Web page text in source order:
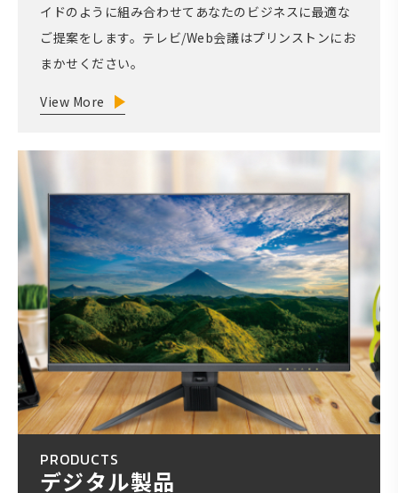
イドのように組み合わせてあなたのビジネスに最適な
ご提案をします。テレビ/Web会議はプリンストンにお
まかせください。
View More
PRODUCTS
デジタル製品